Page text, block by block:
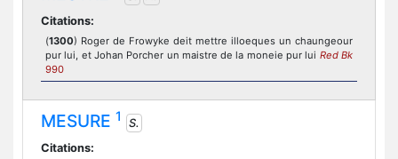
Citations:
(1300) Roger de Frowyke deit mettre illoeques un chaungeour
pur lui, et Johan Porcher un maistre de la moneie pur lui Red Bk
990
MESURE 1
S.
Citations: